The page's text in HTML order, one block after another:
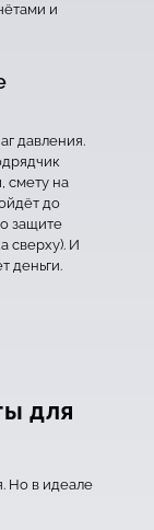
и
давления.
смету на
до
защите
сверху). И
деньги.
для
Но в идеале